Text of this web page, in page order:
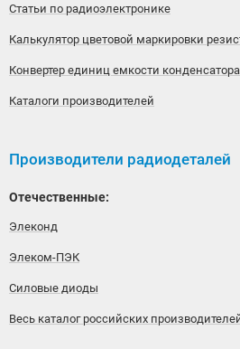
Статьи по радиоэлектронике
Калькулятор цветовой маркировки
Конвертер единиц емкости конденсатора
Каталоги производителей
Производители радиодеталей
Отечественные:
Элеконд
Элеком-ПЭК
Силовые диоды
Весь каталог российских